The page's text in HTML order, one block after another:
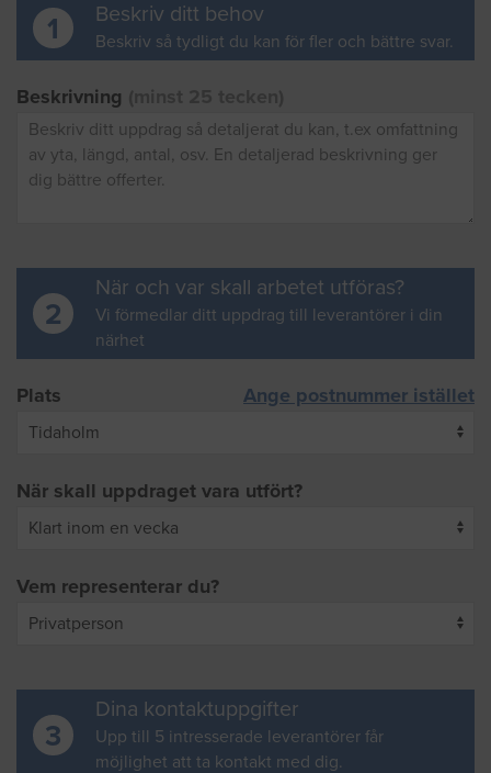
1 Beskriv ditt behov
Beskriv så tydligt du kan för fler och bättre svar.
Beskrivning
2
När och var skall arbetet utföras?
Vi förmedlar ditt uppdrag till leverantörer i din
närhet
Plats Ange postnummer istället
När skall uppdraget vara utfört?
Vem representerar du?
3
Dina kontaktuppgifter
Upp till 5 intresserade leverantörer får
möjlighet att ta kontakt med dig.